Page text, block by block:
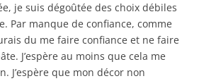
je suis dégoûtée des choix débiles
Par manque de confiance, comme
du me faire confiance et ne faire
J’espère au moins que cela me
J’espère que mon décor non